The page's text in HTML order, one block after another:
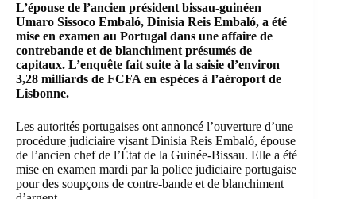
L’épouse de l’ancien président bissau-guinéen
Umaro Sissoco Embaló, Dinisia Reis Embaló, a été
mise en examen au Portugal dans une affaire de
contrebande et de blanchiment présumés de
capitaux. L’enquête fait suite à la saisie d’environ
3,28 milliards de FCFA en espèces à l’aéroport de
Lisbonne.
Les autorités portugaises ont annoncé l’ouverture d’une
procédure judiciaire visant Dinisia Reis Embaló, épouse
de l’ancien chef de l’État de la Guinée-Bissau. Elle a été
mise en examen mardi par la police judiciaire portugaise
pour des soupçons de contre-bande et de blanchiment